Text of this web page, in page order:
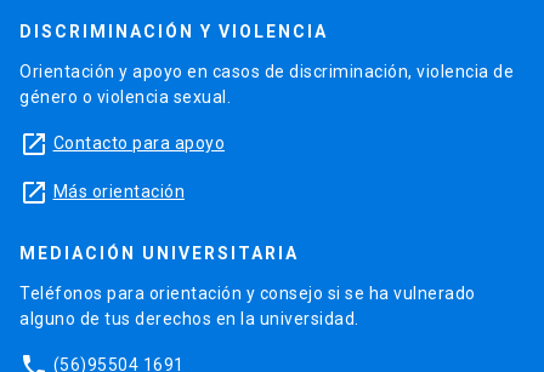
DISCRIMINACIÓN Y VIOLENCIA
Orientación y apoyo en casos de discriminación, violencia de
género o violencia sexual.
launch Contacto para apoyo
launch Más orientación
MEDIACIÓN UNIVERSITARIA
Teléfonos para orientación y consejo si se ha vulnerado
alguno de tus derechos en la universidad.
(56)95504 1691